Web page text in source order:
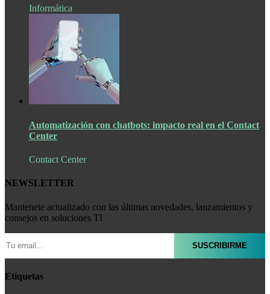
Informática
Automatización con chatbots: impacto real en el Contact
Center
Contact Center
NEWSLETTER
Mantenete actualizado con las últimas novedades, lanzamientos y
consejos en soluciones TI
Etiquetas